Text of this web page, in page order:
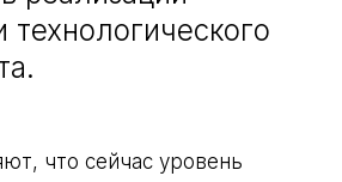
технологического
что сейчас уровень